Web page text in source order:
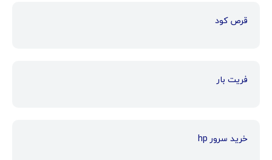
قرص کود
فریت بار
خرید سرور hp